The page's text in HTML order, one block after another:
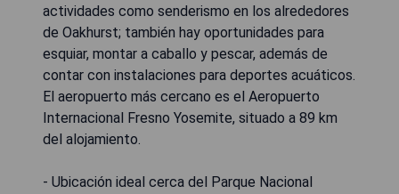
actividades como senderismo en los alrededores
de Oakhurst; también hay oportunidades para
esquiar, montar a caballo y pescar, además de
contar con instalaciones para deportes acuáticos.
El aeropuerto más cercano es el Aeropuerto
Internacional Fresno Yosemite, situado a 89 km
del alojamiento.
- Ubicación ideal cerca del Parque Nacional